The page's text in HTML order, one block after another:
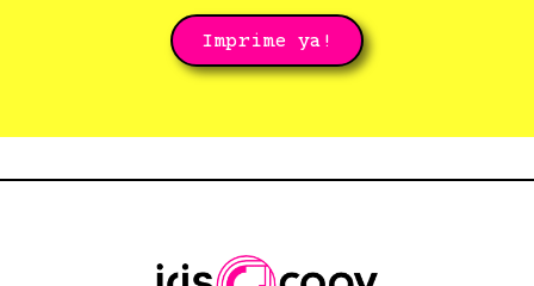
Imprime ya!